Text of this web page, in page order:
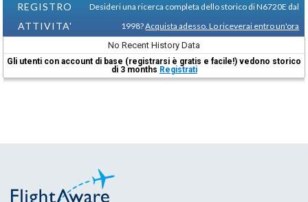
REGISTRO
ATTIVITA'
Desideri una ricerca completa dello storico di N6720E dal
1998?Acquista adesso. Lo riceverai entro un'ora
No Recent History Data
Gli utenti con account di base (registrarsi è gratis e facile!) vedono storico
di 3 months Registrati